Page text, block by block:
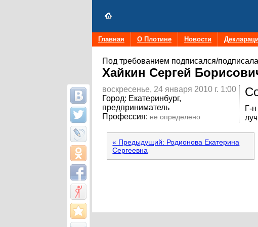
Главная О Плотине Новости
Под требованием подписался/
Хайкин Сергей
Г-
воскресенье, 24 января 2010 г. 1:00
Город: Екатеринбург,
предприниматель
Профессия: не определено
« Предыдущий: Родионова Екатерина
Сергеевна